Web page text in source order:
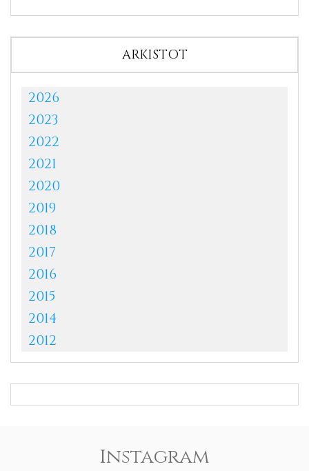
ARKISTOT
2026
2023
2022
2021
2020
2019
2018
2017
2016
2015
2014
2012
Instagram